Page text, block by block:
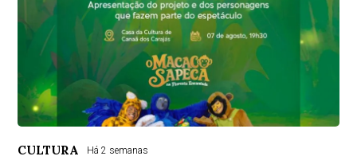
CULTURA Há 2 semanas